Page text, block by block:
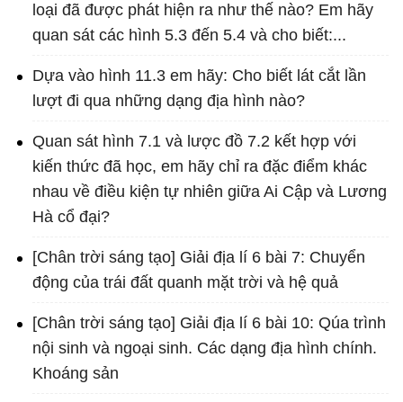
loại đã được phát hiện ra như thế nào? Em hãy
quan sát các hình 5.3 đến 5.4 và cho biết:...
Dựa vào hình 11.3 em hãy: Cho biết lát cắt lần
lượt đi qua những dạng địa hình nào?
Quan sát hình 7.1 và lược đồ 7.2 kết hợp với
kiến thức đã học, em hãy chỉ ra đặc điểm khác
nhau về điều kiện tự nhiên giữa Ai Cập và Lương
Hà cổ đại?
[Chân trời sáng tạo] Giải địa lí 6 bài 7: Chuyển
động của trái đất quanh mặt trời và hệ quả
[Chân trời sáng tạo] Giải địa lí 6 bài 10: Qúa trình
nội sinh và ngoại sinh. Các dạng địa hình chính.
Khoáng sản